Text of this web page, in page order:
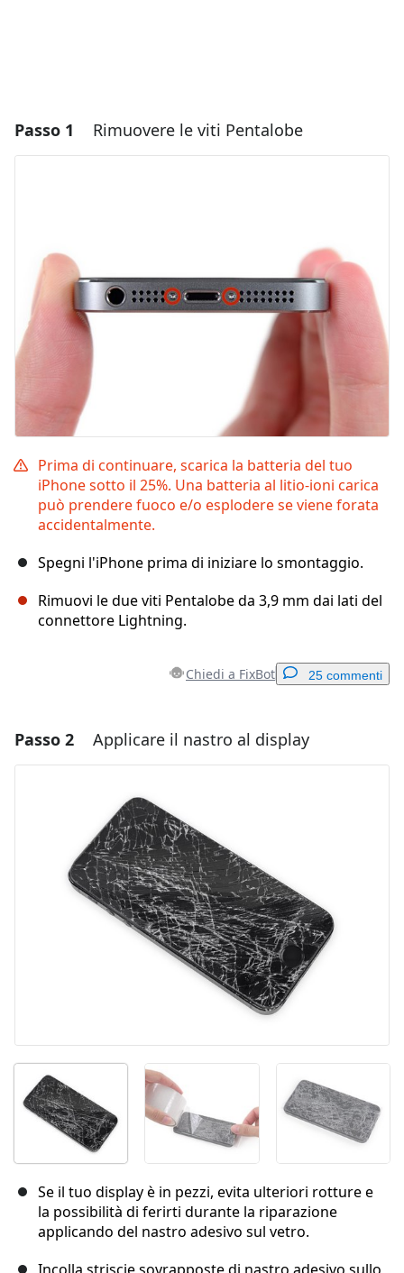
Passo 1 Rimuovere le viti Pentalobe
Prima di continuare, scarica la batteria del tuo
iPhone sotto il 25%. Una batteria al litio-ioni carica
può prendere fuoco e/o esplodere se viene forata
accidentalmente.
Spegni l'iPhone prima di iniziare lo smontaggio.
Rimuovi le due viti Pentalobe da 3,9 mm dai lati del
connettore Lightning.
Chiedi a FixBot 25 commenti
Aggiungi un commento
Annulla
Passo 2 Applicare il nastro al display
Se il tuo display è in pezzi, evita ulteriori rotture e
la possibilità di ferirti durante la riparazione
applicando del nastro adesivo sul vetro.